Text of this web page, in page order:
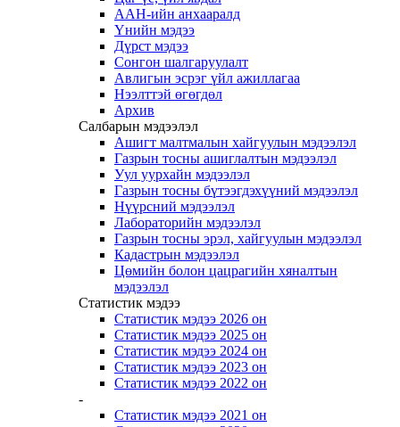
ААН-ийн анхааралд
Үнийн мэдээ
Дүрст мэдээ
Сонгон шалгаруулалт
Авлигын эсрэг үйл ажиллагаа
Нээлттэй өгөгдөл
Архив
Салбарын мэдээлэл
Ашигт малтмалын хайгуулын мэдээлэл
Газрын тосны ашиглалтын мэдээлэл
Уул уурхайн мэдээлэл
Газрын тосны бүтээгдэхүүний мэдээлэл
Нүүрсний мэдээлэл
Лабораторийн мэдээлэл
Газрын тосны эрэл, хайгуулын мэдээлэл
Кадастрын мэдээлэл
Цөмийн болон цацрагийн хяналтын
мэдээлэл
Статистик мэдээ
Статистик мэдээ 2026 он
Статистик мэдээ 2025 он
Статистик мэдээ 2024 он
Статистик мэдээ 2023 он
Статистик мэдээ 2022 он
-
Статистик мэдээ 2021 он